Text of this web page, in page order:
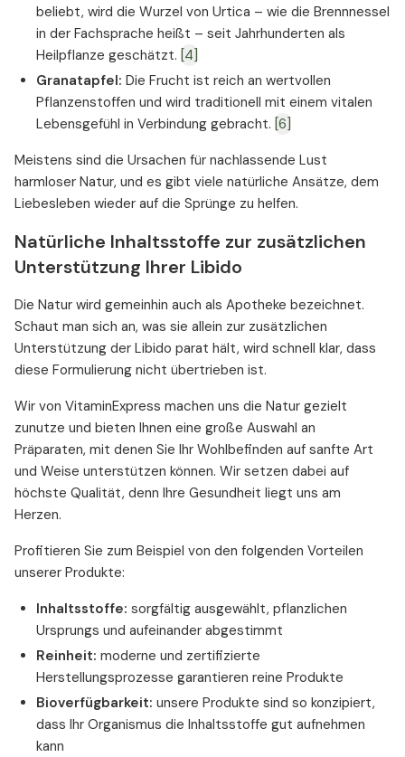
beliebt, wird die Wurzel von Urtica – wie die Brennnessel
in der Fachsprache heißt – seit Jahrhunderten als
Heilpflanze geschätzt. [4]
Granatapfel: Die Frucht ist reich an wertvollen
Pflanzenstoffen und wird traditionell mit einem vitalen
Lebensgefühl in Verbindung gebracht. [6]
Meistens sind die Ursachen für nachlassende Lust
harmloser Natur, und es gibt viele natürliche Ansätze, dem
Liebesleben wieder auf die Sprünge zu helfen.
Natürliche Inhaltsstoffe zur zusätzlichen
Unterstützung Ihrer Libido
Die Natur wird gemeinhin auch als Apotheke bezeichnet.
Schaut man sich an, was sie allein zur zusätzlichen
Unterstützung der Libido parat hält, wird schnell klar, dass
diese Formulierung nicht übertrieben ist.
Wir von VitaminExpress machen uns die Natur gezielt
zunutze und bieten Ihnen eine große Auswahl an
Präparaten, mit denen Sie Ihr Wohlbefinden auf sanfte Art
und Weise unterstützen können. Wir setzen dabei auf
höchste Qualität, denn Ihre Gesundheit liegt uns am
Herzen.
Profitieren Sie zum Beispiel von den folgenden Vorteilen
unserer Produkte:
Inhaltsstoffe: sorgfältig ausgewählt, pflanzlichen
Ursprungs und aufeinander abgestimmt
Reinheit: moderne und zertifizierte
Herstellungsprozesse garantieren reine Produkte
Bioverfügbarkeit: unsere Produkte sind so konzipiert,
dass Ihr Organismus die Inhaltsstoffe gut aufnehmen
kann